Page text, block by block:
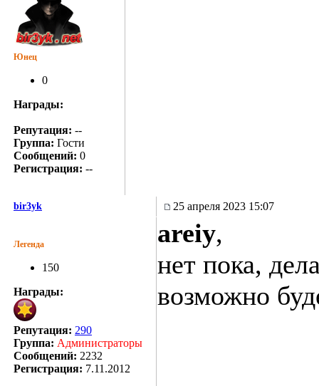
Юнец
0
Награды:
Репутация: --
Группа: Гости
Сообщений: 0
Регистрация: --
bir3yk 25 апреля 2023 15:07
Легенда
150
Награды:
Репутация: 290
Группа: Администраторы
Сообщений: 2232
Регистрация: 7.11.2012
areiy,
нет пока,
возможно